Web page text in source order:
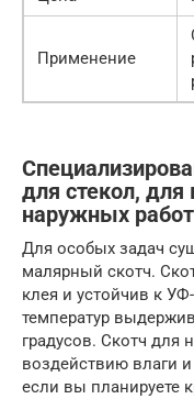
Применение
для стекол, для
наружных работ
Для особых задач
малярный скотч.
клея и устойчив к
температур
градусов. Скотч для
воздействию влаги
если вы планируете